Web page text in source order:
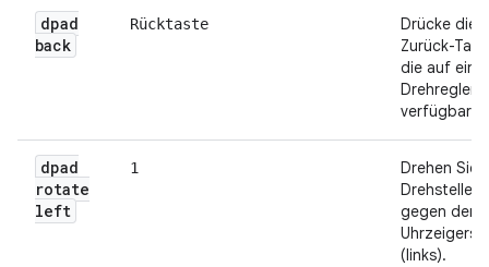
dpad
back
Rücktaste
Drücke die
Zurück-
die auf
Drehreglern
verfügbar
dpad
rotate
left
1
Drehen Sie
Drehsteller
gegen den
(links).